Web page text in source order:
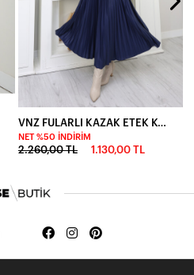
NET %50 İNDIRIM
2.260,00 TL 1.130,00 TL